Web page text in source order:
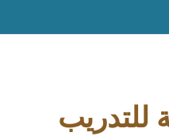
للتدريب